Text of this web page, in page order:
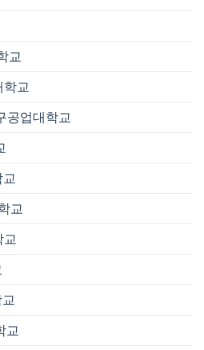
교
학교
공업대학교
교
교
교